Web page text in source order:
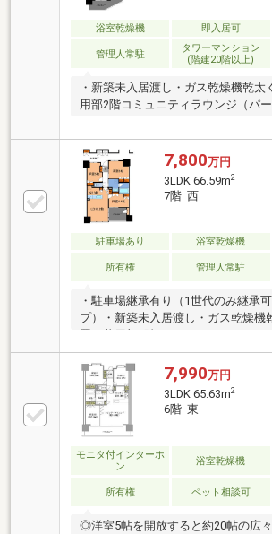
浴室乾燥機 即入居可
管理人常駐
タワーマンション
(階建20階以上)
・新築未入居渡し・ガス乾燥機乾太
用部2階コミュニティラウンジ（パ
飼育可能（規約制限有）・バルコニ
ーのSR面積1.16㎡を含
7,800万円
3LDK 66.59m2
7階 西
駐車場あり 浴室乾燥機
所有権 管理人常駐
・駐車場継承有り（1世代のみ継承
プ）・新築未入居渡し・ガス乾燥機
ーナー/リラックスコーナー/ライブ
ー）・ペット飼育可能（規約制限有
積はバルコニーのSR面積1.16㎡を含
7,990万円
3LDK 65.63m2
6階 東
モニタ付インターホ
ン
浴室乾燥機
所有権 ペット相談可
◎洋室5帖を開放すると約20帖の広